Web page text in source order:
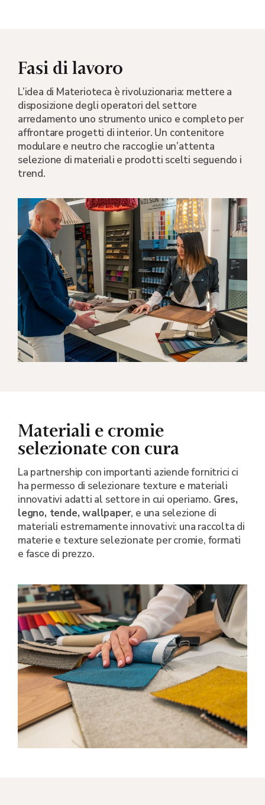
Fasi di lavoro
L’idea di Materioteca è rivoluzionaria: mettere a
disposizione degli operatori del settore
arredamento uno strumento unico e completo per
affrontare progetti di interior. Un contenitore
modulare e neutro che raccoglie un’attenta
selezione di materiali e prodotti scelti seguendo i
trend.
Materiali e cromie
selezionate con cura
La partnership con importanti aziende fornitrici ci
ha permesso di selezionare texture e materiali
innovativi adatti al settore in cui operiamo. Gres,
legno, tende, wallpaper, e una selezione di
materiali estremamente innovativi: una raccolta di
materie e texture selezionate per cromie, formati
e fasce di prezzo.